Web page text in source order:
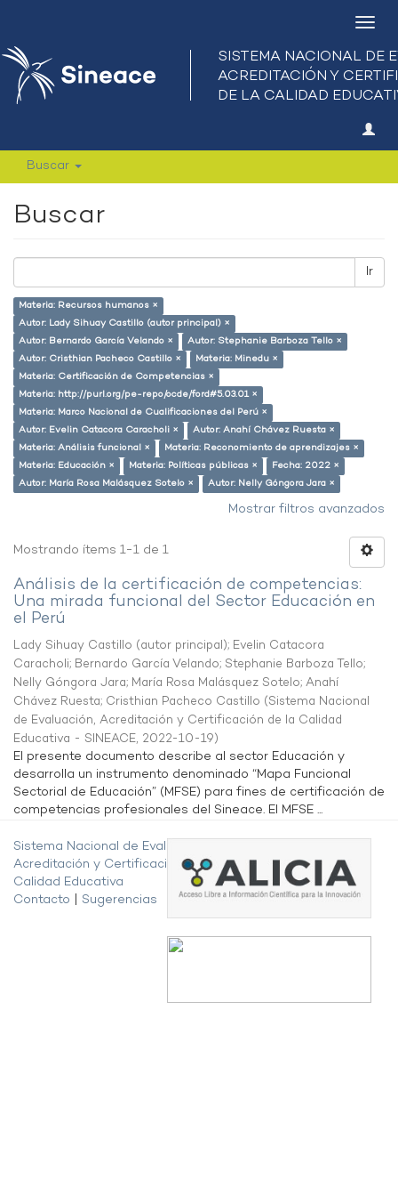
Buscar
Buscar
Ir
Materia: Recursos humanos ×
Autor: Lady Sihuay Castillo (autor principal) ×
Autor: Bernardo García Velando ×
Autor: Stephanie Barboza Tello ×
Autor: Cristhian Pacheco Castillo ×
Materia: Minedu ×
Materia: Certificación de Competencias ×
Materia: http://purl.org/pe-repo/ocde/ford#5.03.01 ×
Materia: Marco Nacional de Cualificaciones del Perú ×
Autor: Evelin Catacora Caracholi ×
Autor: Anahí Chávez Ruesta ×
Materia: Análisis funcional ×
Materia: Reconomiento de aprendizajes ×
Materia: Educación ×
Materia: Políticas públicas ×
Fecha: 2022 ×
Autor: María Rosa Malásquez Sotelo ×
Autor: Nelly Góngora Jara ×
Mostrar filtros avanzados
Mostrando ítems 1-1 de 1
Análisis de la certificación de competencias:
Una mirada funcional del Sector Educación en
el Perú
Lady Sihuay Castillo (autor principal); Evelin Catacora
Caracholi; Bernardo García Velando; Stephanie Barboza Tello;
Nelly Góngora Jara; María Rosa Malásquez Sotelo; Anahí
Chávez Ruesta; Cristhian Pacheco Castillo (Sistema Nacional
de Evaluación, Acreditación y Certificación de la Calidad
Educativa - SINEACE, 2022-10-19)
El presente documento describe al sector Educación y
desarrolla un instrumento denominado “Mapa Funcional
Sectorial de Educación” (MFSE) para fines de certificación de
competencias profesionales del Sineace. El MFSE ...
Sistema Nacional de Evaluación,
Acreditación y Certificación de la
Calidad Educativa
Contacto
Sugerencias